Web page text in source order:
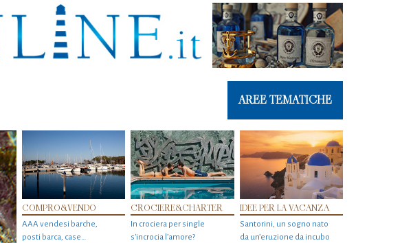
AREE TEMATICHE
COMPRO&VENDO
AAA vendesi barche,
posti barca, case…
CROCIERE&CHARTER
In crociera per single
s'incrocia l’amore?
IDEE PER LA VACANZA
Santorini, un sogno nato
da un’eruzione da incubo